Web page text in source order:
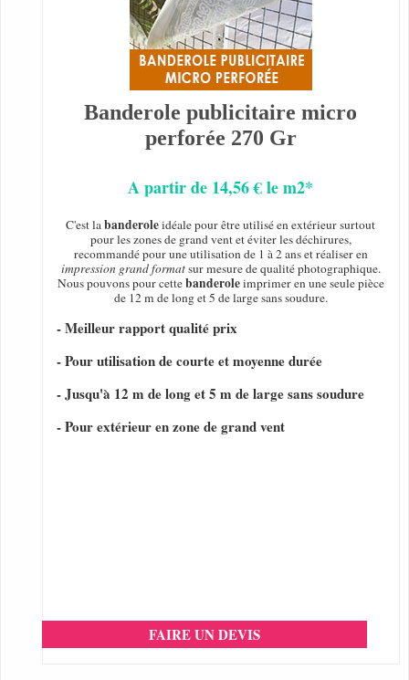
Banderole publicitaire micro
perforée 270 Gr
A partir de 14,56 € le m2*
C'est labanderoleidéale pour être utilisé en extérieur surtout
pour les zones de grand vent et éviter les déchirures,
recommandé pour une utilisation de 1 à 2 ans et réaliser en
impression grand formatsur mesure de qualité photographique.
Nous pouvons pour cettebanderoleimprimer en une seule pièce
de 12 m de long et 5 de large sans soudure.
- Meilleur rapport qualité prix
- Pour utilisation de courte et moyenne durée
- Jusqu'à 12 m de long et 5 m de large sans soudure
- Pour extérieur en zone de grand vent
FAIRE UN DEVIS